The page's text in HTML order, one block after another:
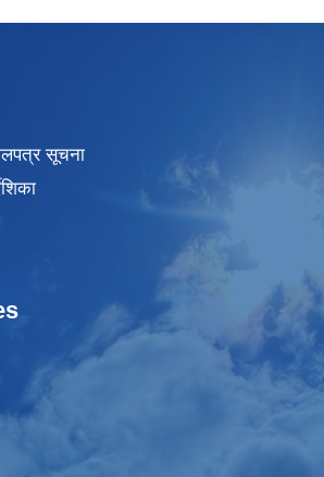
सूचना